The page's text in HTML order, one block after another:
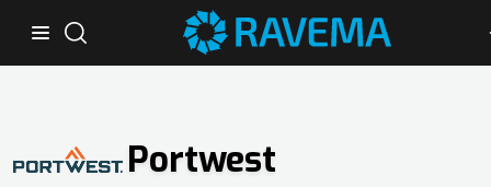
Portwest